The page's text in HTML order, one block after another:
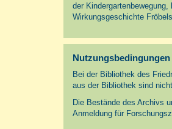
der
Wirkungsgeschichte
Nutzungsbedingungen
Bei der Bibliothek des
aus der Bibliothek sind
Die Bestände des Archivs
Anmeldung für